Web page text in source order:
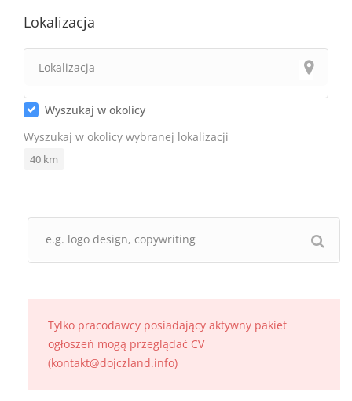
Lokalizacja
Wyszukaj w okolicy
Wyszukaj w okolicy wybranej lokalizacji
40 km
Tylko pracodawcy posiadający aktywny pakiet
ogłoszeń mogą przeglądać CV
(kontakt@dojczland.info)